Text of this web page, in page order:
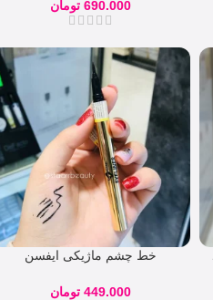
690.000 تومان
خط چشم ماژیکی ایفسن
449.000 تومان